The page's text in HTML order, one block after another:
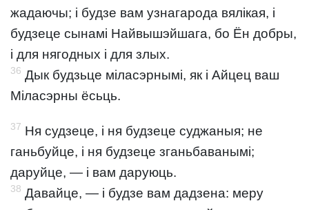
жадаючы; і будзе вам узнагарода вялікая, і
будзеце сынамі Найвышэйшага, бо Ён добры,
і для нягодных і для злых.
36 Дык будзьце міласэрнымі, як і Айцец ваш
Міласэрны ёсьць.
37 Ня судзеце, і ня будзеце суджаныя; не
ганьбуйце, і ня будзеце зганьбаванымі;
даруйце, — і вам даруюць.
38 Давайце, — і будзе вам дадзена: меру